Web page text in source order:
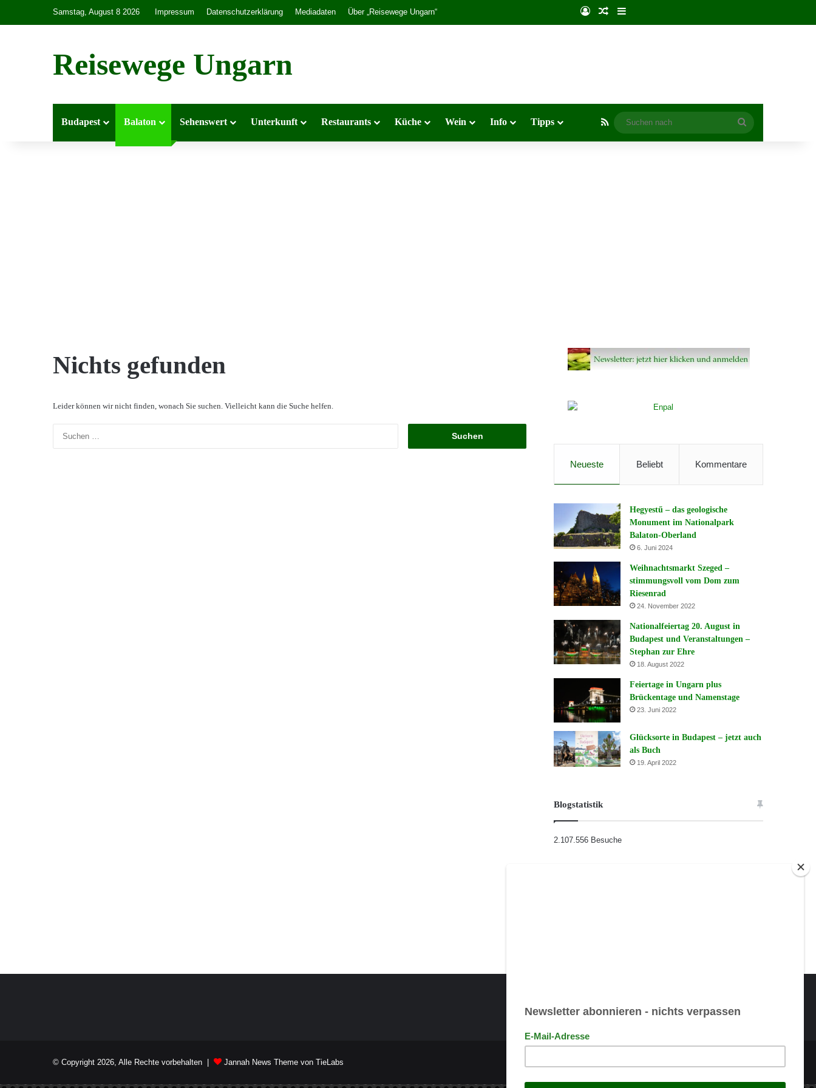
Samstag, August 8 2026 Impressum Datenschutzerklärung Mediadaten Über „Reisewege Ungarn“ Anmelden
Zufälliger Artikel
Sidebar
Reisewege Ungarn
Budapest Balaton Sehenswert Unterkunft Restaurants Küche Wein Info Tipps RSS Suchen
nach
Nichts gefunden
Leider können wir nicht finden, wonach Sie suchen. Vielleicht kann die Suche helfen.
Neueste Beliebt Kommentare
Hegyestű – das geologische
Monument im Nationalpark
Balaton-Oberland
6. Juni 2024
Weihnachtsmarkt Szeged –
stimmungsvoll vom Dom zum
Riesenrad
24. November 2022
Nationalfeiertag 20. August in
Budapest und Veranstaltungen –
Stephan zur Ehre
18. August 2022
Feiertage in Ungarn plus
Brückentage und Namenstage
23. Juni 2022
Glücksorte in Budapest – jetzt auch
als Buch
19. April 2022
Blogstatistik
2.107.556 Besuche
© Copyright 2026, Alle Rechte vorbehalten | Jannah News Theme von TieLabs